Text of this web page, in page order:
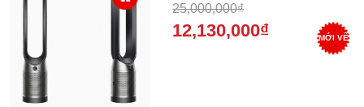
25,000,000₫
12,130,000₫ MỚI VỀ